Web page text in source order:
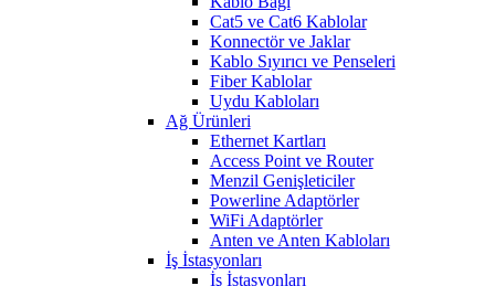
Cat5 ve Cat6 Kablolar
Konnectör ve Jaklar
Kablo Sıyırıcı ve Penseleri
Fiber Kablolar
Uydu Kabloları
Ağ Ürünleri
Ethernet Kartları
Access Point ve Router
Menzil Genişleticiler
Powerline Adaptörler
WiFi Adaptörler
Anten ve Anten Kabloları
İş İstasyonları
İş İstasyonları